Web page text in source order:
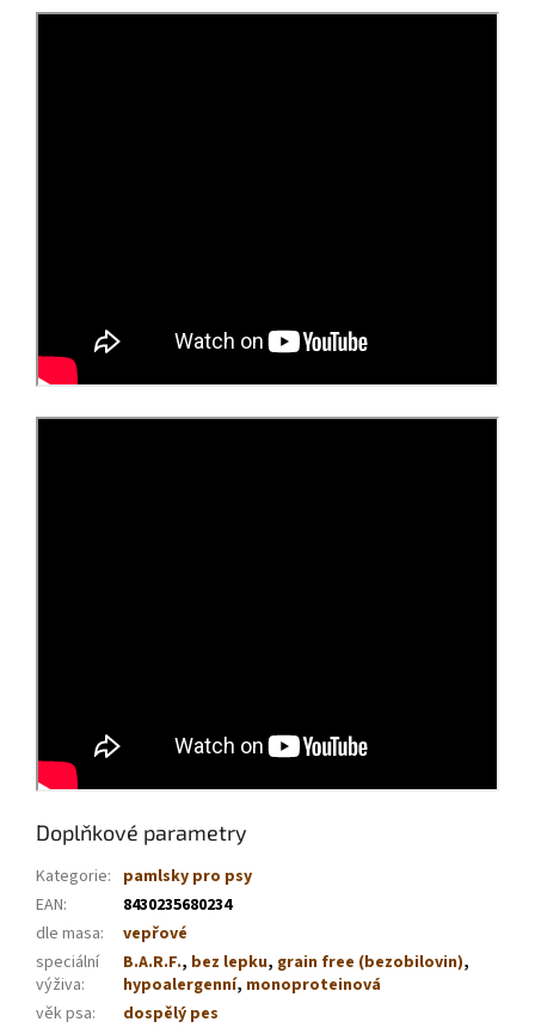
Doplňkové parametry
Kategorie: pamlsky pro psy
EAN:
8430235680234
dle masa:
vepřové
speciální
výživa:
B.A.R.F., bez lepku, grain free (bezobilovin),
hypoalergenní, monoproteinová
věk psa:
dospělý pes